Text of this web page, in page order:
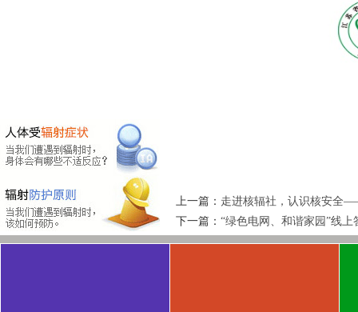
上一篇： 走进核辐社，认识核安全
下一篇： “绿色电网、和谐家园”线